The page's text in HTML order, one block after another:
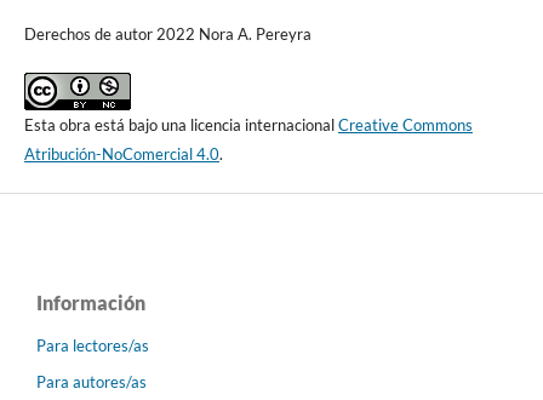
Derechos de autor 2022 Nora A. Pereyra
Esta obra está bajo una licencia internacionalCreative Commons
Atribución-NoComercial 4.0.
Información
Para lectores/as
Para autores/as